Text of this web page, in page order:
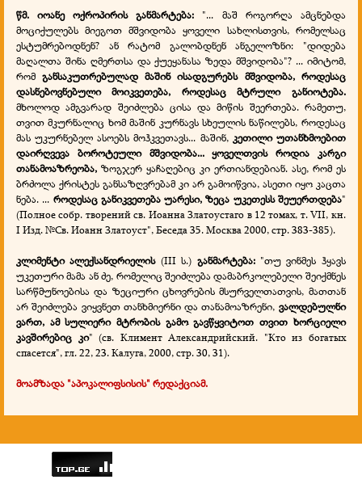
წმ.იოანე ოქროპირის განმარტება: "... მაშ როგორღა
ამცნებდა
მოციქულებს მიეგოთ მშვიდობა ყოველი სახლისთვის, რომელსაც
ესტუმრებოდნენ? ან რატომ გალობდნენ ანგელოზნი: "დიდება
მაღალთა შინა ღმერთსა და ქუეყანასა ზედა მშვიდობა"? ... იმიტომ,
რომ განსაკუთრებულად მაშინ ისადგურებს მშვიდობა, როდესაც
დასნებოვნებული
მოიკვეთება, როდესაც მტრული განიოტება.
მხოლოდ ამგვარად შეიძლება ცისა და მიწის შეერთება. რამეთუ,
თვით მკურნალიც ხომ მაშინ კურნავს სხეულის ნაწილებს, როდესაც
მას უკურნებელ ასოებს მოჰკვეთავს... მაშინ, კეთილი უთანხმოებით
დაირღვევა ბოროტეული მშვიდობა... ყოველთვის როდია კარგი
თანამოაზრეობა, ზოგჯერ ყაჩაღებიც კი ერთიანდებიან. ასე, რომ ეს
ბრძოლა ქრისტეს განსაზღვრებამ კი არ გამოიწვია, ასეთი იყო კაცთა
ნება. ... როდესაც განიკვეთება უარესი,ზეცა უკეთესს შეუერთდება"
(Полное собр. творений св. Иоанна Златоустаго в 12 томах, т.VII, кн.
IИзд. №Св. Иоанн Златоуст", Беседа 35. Москва 2000, стр. 383-385).
კლიმენტი ალექსანდრიელის(III ს.) განმარტება:"თუ ვინმეს ჰყავს
უკეთურიმამა ანძე, რომელიცშეიძლება დამაბრკოლებელი შეიქმნეს
სარწმუნოებისა და ზეციური ცხოვრების მსურველთათვის, მათთან
არ შეიძლება ვიყვნეთ თანხმიერნი და თანამოაზრენი, ვალდებულნი
ვართ, ამ სულიერი მტრობის გამო გავწყვიტოთ თვით ხორციელი
კავშირებიც კი" (св. Климент Александрийский. "Кто из богатых
спасется", гл. 22, 23. Калуга, 2000, стр. 30, 31).
მოამზადა "აპოკალიფსისის" რედაქციამ.